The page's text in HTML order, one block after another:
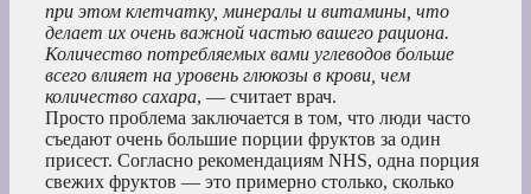
при этом клетчатку, минералы и витамины, что
делает их очень важной частью вашего рациона.
Количество потребляемых вами углеводов больше
всего влияет на уровень глюкозы в крови, чем
количество сахара, — считает врач.
Просто проблема заключается в том, что люди часто
съедают очень большие порции фруктов за один
присест. Согласно рекомендациям NHS, одна порция
свежих фруктов — это примерно столько, сколько